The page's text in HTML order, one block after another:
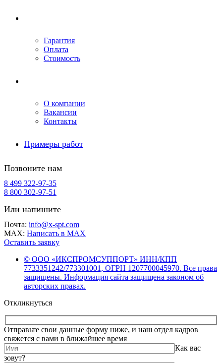
Гарантия
Оплата
Стоимость
О компании
Вакансии
Контакты
Примеры работ
Позвоните нам
8 499 322-97-35
8 800 302-97-51
Или напишите
Почта: info@x-spt.com
MAX: Написать в MAX
Оставить заявку
© ООО «ИКСПРОМСУППОРТ» ИНН/КПП
7733351242/773301001, ОГРН 1207700045970. Все права
защищены. Информация сайта защищена законом об
авторских правах.
Откликнуться
Отправьте свои данные форму ниже, и наш отдел кадров
свяжется с вами в ближайшее время
Как вас
зовут?